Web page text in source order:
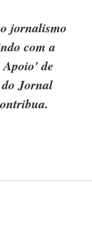
jornalismo
com a
de
Jornal